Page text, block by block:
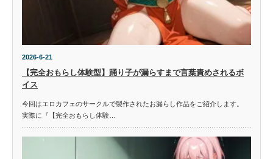
2026-6-21
【完全おもらし体験型】踊り子が漏らすまで言葉責めされるボ
イス
今回はエロカフェのサークルで製作されたお漏らし作品をご紹介します。
実際に『【完全おもらし体験…